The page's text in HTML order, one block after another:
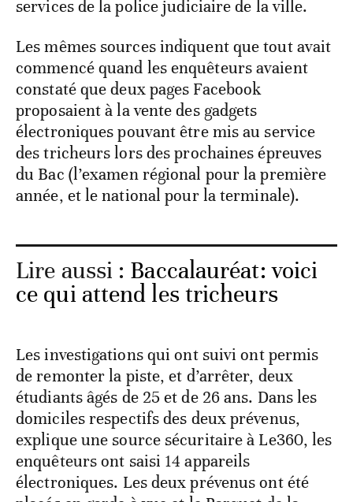
services de la police judiciaire de la ville.
Les mêmes sources indiquent que tout avait
commencé quand les enquêteurs avaient
constaté que deux pages Facebook
proposaient à la vente des gadgets
électroniques pouvant être mis au service
des tricheurs lors des prochaines épreuves
du Bac (l’examen régional pour la première
année, et le national pour la terminale).
Lire aussi : Baccalauréat: voici
ce qui attend les tricheurs
Les investigations qui ont suivi ont permis
de remonter la piste, et d’arrêter, deux
étudiants âgés de 25 et de 26 ans. Dans les
domiciles respectifs des deux prévenus,
explique une source sécuritaire à Le360, les
enquêteurs ont saisi 14 appareils
électroniques. Les deux prévenus ont été